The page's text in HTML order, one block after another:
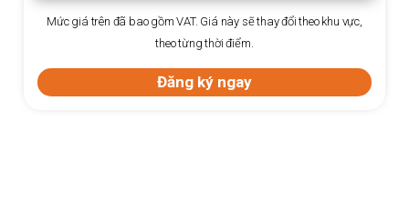
Mức giá trên đã bao gồm VAT. Giá này sẽ thay đổi theo khu vực,
theo từng thời điểm.
Đăng ký ngay